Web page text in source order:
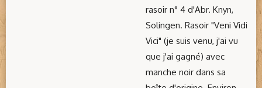
rasoir n° 4 d'Abr. Knyn,
Solingen. Rasoir "Veni Vidi
Vici" (je suis venu, j'ai vu
que j'ai gagné) avec
manche noir dans sa